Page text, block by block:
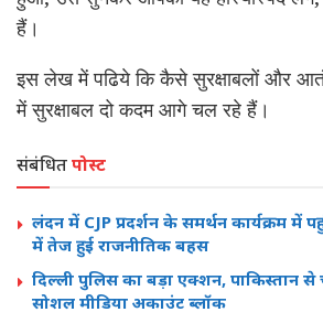
हैं।
इस लेख में पढिये कि कैसे सुरक्षाबलों और
में सुरक्षाबल दो कदम आगे चल रहे हैं।
संबंधितपोस्ट
लंदन में CJP प्रदर्शन के समर्थन कार्यक्रम में
में तेज हुई राजनीतिक बहस
दिल्ली पुलिस का बड़ा एक्शन, पाकिस्तान से
सोशल मीडिया अकाउंट ब्लॉक